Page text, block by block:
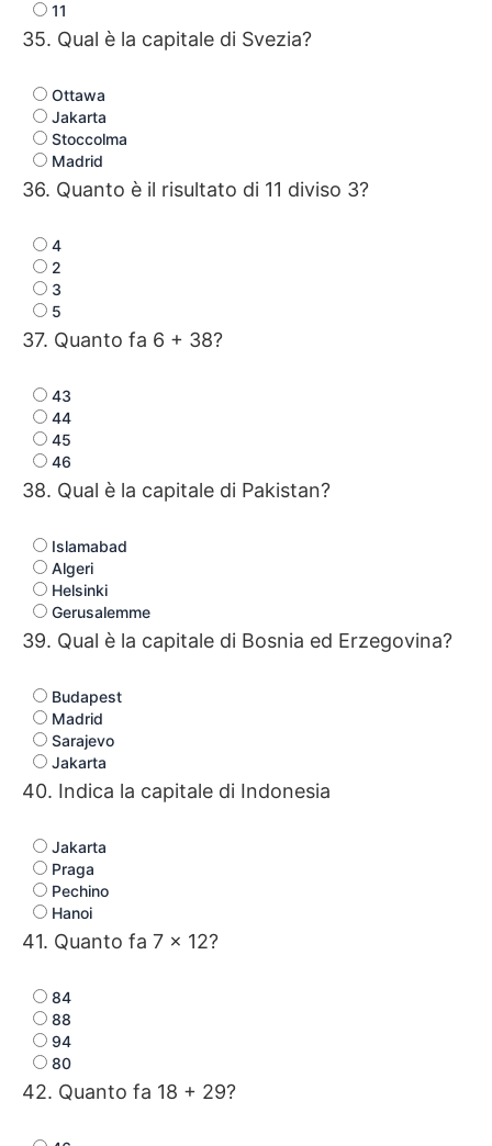
11
35. Qual è la capitale di Svezia?
Ottawa
Jakarta
Stoccolma
Madrid
36. Quanto è il risultato di 11 diviso 3?
4
2
3
5
37. Quanto fa 6 + 38?
43
44
45
46
38. Qual è la capitale di Pakistan?
Islamabad
Algeri
Helsinki
Gerusalemme
39. Qual è la capitale di Bosnia ed Erzegovina?
Budapest
Madrid
Sarajevo
Jakarta
40. Indica la capitale di Indonesia
Jakarta
Praga
Pechino
Hanoi
41. Quanto fa 7 × 12?
84
88
94
80
42. Quanto fa 18 + 29?